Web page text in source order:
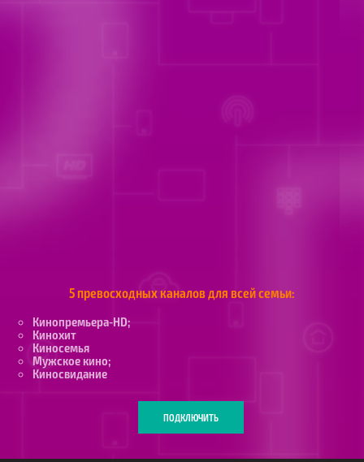
5 превосходных каналов для всей семьи:
Кинопремьера-HD;
Кинохит
Киносемья
Мужское кино;
Киносвидание
ПОДКЛЮЧИТЬ